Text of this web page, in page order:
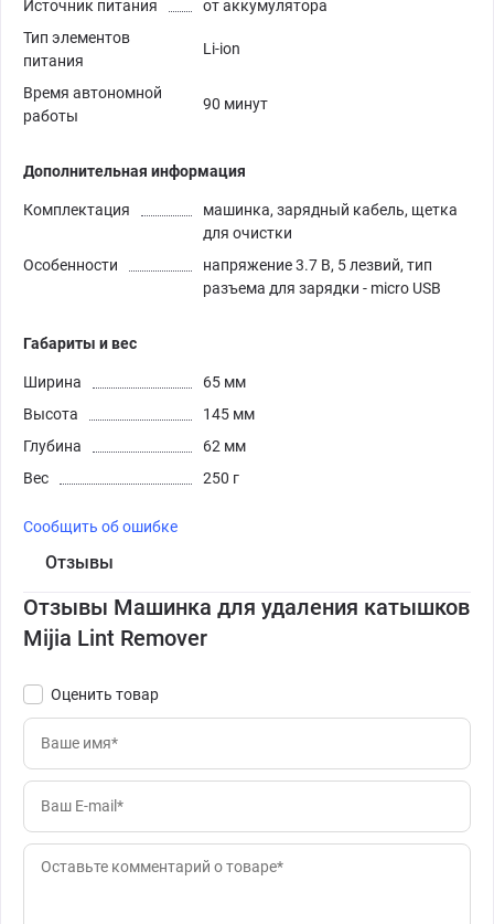
Источник питания
от аккумулятора
Тип элементов
питания
Li-ion
Время автономной
работы
90 минут
Дополнительная информация
Комплектация
машинка, зарядный кабель, щетка
для очистки
Особенности
напряжение 3.7 В, 5 лезвий, тип
разъема для зарядки - micro USB
Габариты и вес
Ширина
65 мм
Высота
145 мм
Глубина
62 мм
Вес
250 г
Сообщить об ошибке
Отзывы
Отзывы Машинка для удаления катышков
Mijia Lint Remover
Оценить товар